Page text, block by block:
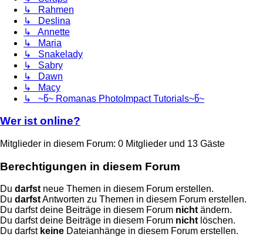
↳ Rahmen
↳ Deslina
↳ Annette
↳ Maria
↳ Snakelady
↳ Sabry
↳ Dawn
↳ Macy
↳ ~წ~ Romanas PhotoImpact Tutorials~წ~
Wer ist online?
Mitglieder in diesem Forum: 0 Mitglieder und 13 Gäste
Berechtigungen in diesem Forum
Du darfstneue Themen in diesem Forum erstellen.
Du darfstAntworten zu Themen in diesem Forum erstellen.
Du darfst deine Beiträge in diesem Forum nichtändern.
Du darfst deine Beiträge in diesem Forum nichtlöschen.
Du darfst keine Dateianhänge in diesem Forum erstellen.